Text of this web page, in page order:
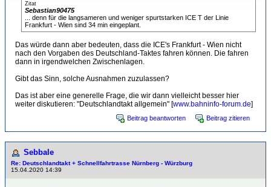
Zitat
Sebastian90475
... denn für die langsameren und weniger spurtstarken ICE T der Linie
Frankfurt - Wien sind 34 min eingeplant.
Das würde dann aber bedeuten, dass die ICE's Frankfurt - Wien nicht
nach den Vorgaben des Deutschland-Taktes fahren können. Die fahren
dann in irgendwelchen Zwischenlagen.
Gibt das Sinn, solche Ausnahmen zuzulassen?
Das ist aber eine generelle Frage, die wir dann vielleicht besser hier
weiter diskutieren: "Deutschlandtakt allgemein" [www.bahninfo-forum.de]
Beitrag beantworten Beitrag zitieren
Sebbale
Re: Deutschlandtakt + Schnellfahrtrasse Nürnberg - Würzburg
15.04.2020 14:39